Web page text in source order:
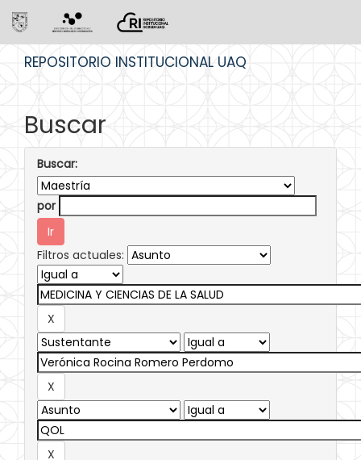
REPOSITORIO INSTITUCIONAL UAQ
Buscar
Buscar:
por
Filtros actuales: